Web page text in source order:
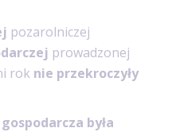
pozarolniczej
prowadzonej
rok nie przekroczyły
była